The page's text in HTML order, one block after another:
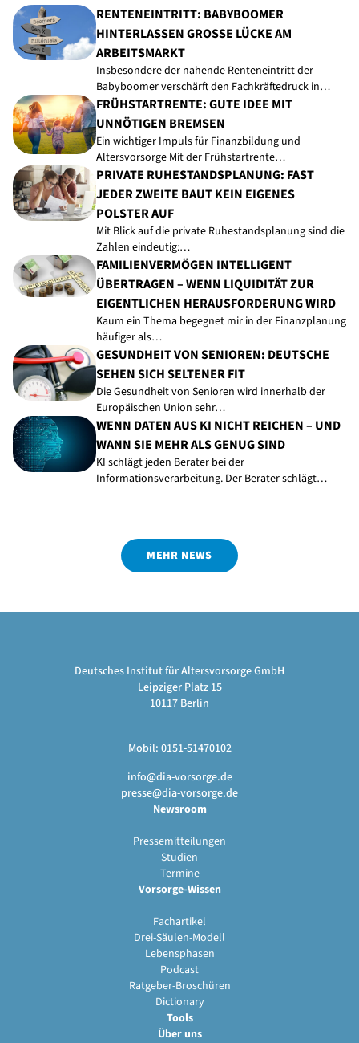
RENTENEINTRITT: BABYBOOMER
HINTERLASSEN GROSSE LÜCKE AM A
RBEITSMARKT
Insbesondere der nahende Renteneintritt der
Babyboomer verschärft den Fachkräftedruck in…
FRÜHSTARTRENTE: GUTE IDEE MIT
UNNÖTIGEN BREMSEN
Ein wichtiger Impuls für Finanzbildung und
Altersvorsorge Mit der Frühstartrente…
PRIVATE RUHESTANDSPLANUNG: FAST
JEDER ZWEITE BAUT KEIN EIGENES
POLSTER AUF
Mit Blick auf die private Ruhestandsplanung sind die
Zahlen eindeutig:…
FAMILIENVERMÖGEN INTELLIGENT
ÜBERTRAGEN – WENN LIQUIDITÄT ZUR
EIGENTLICHEN HERAUSFORDERUNG WIRD
Kaum ein Thema begegnet mir in der Finanzplanung
häufiger als…
GESUNDHEIT VON SENIOREN: DEUTSCHE
SEHEN SICH SELTENER FIT
Die Gesundheit von Senioren wird innerhalb der
Europäischen Union sehr…
WENN DATEN AUS KI NICHT REICHEN – UND
WANN SIE MEHR ALS GENUG SIND
KI schlägt jeden Berater bei der
Informationsverarbeitung. Der Berater schlägt…
MEHR NEWS
Deutsches Institut für Altersvorsorge GmbH
Leipziger Platz 15
10117 Berlin
Mobil: 0151-51470102
info@dia-vorsorge.de
presse@dia-vorsorge.de
Newsroom
Pressemitteilungen
Studien
Termine
Vorsorge-Wissen
Fachartikel
Drei-Säulen-Modell
Lebensphasen
Podcast
Ratgeber-Broschüren
Dictionary
Tools
Über uns